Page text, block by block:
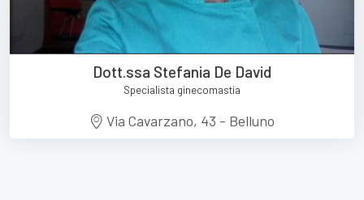
Dott.ssa Stefania De David
Specialista ginecomastia
Via Cavarzano, 43 - Belluno